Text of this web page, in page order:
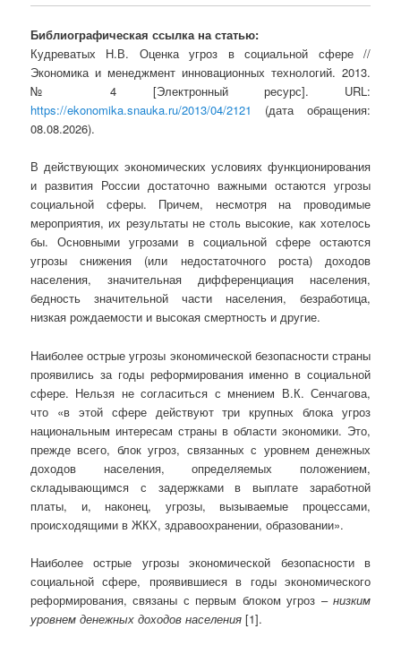
Библиографическая ссылка на статью:
Кудреватых Н.В. Оценка угроз в социальной сфере //
Экономика и менеджмент инновационных технологий. 2013.
№ 4 [Электронный ресурс]. URL:
https://ekonomika.snauka.ru/2013/04/2121
(дата обращения:
08.08.2026).
В действующих экономических условиях функционирования
и развития России достаточно важными остаются угрозы
социальной сферы. Причем, несмотря на проводимые
мероприятия, их результаты не столь высокие, как хотелось
бы. Основными угрозами в социальной сфере остаются
угрозы снижения (или недостаточного роста) доходов
населения, значительная дифференциация населения,
бедность значительной части населения, безработица,
низкая рождаемости и высокая смертность и другие.
Наиболее острые угрозы экономической безопасности страны
проявились за годы реформирования именно в социальной
сфере. Нельзя не согласиться с мнением В.К. Сенчагова,
что «в этой сфере действуют три крупных блока угроз
национальным интересам страны в области экономи­ки. Это,
прежде всего, блок угроз, связанных с уровнем денежных
доходов на­селения, определяемых положением,
складывающимся с задержками в выплате заработной
платы, и, наконец, угрозы, вызываемые процессами,
происходящими в ЖКХ, здравоохранении, образовании».
Наиболее острые угрозы экономической безопасности в
социальной сфере, проявившиеся в годы экономического
реформирования, связаны с первым бло­ком угроз – низким
уровнем денежных доходов населения [1].